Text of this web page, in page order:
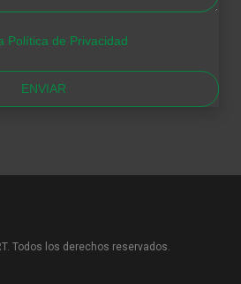
Política de Privacidad
ENVIAR
Todos los derechos reservados.